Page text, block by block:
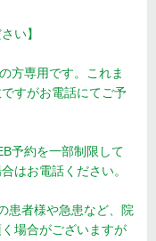
い】
方専用です。これま
すがお電話にてご予
予約を一部制限して
はお電話ください。
患者様や急患など、院
場合がございますが